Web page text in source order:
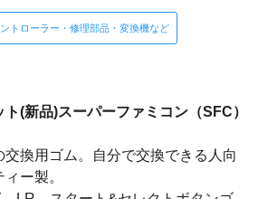
トローラー・修理部品・変換機など
ト(新品)スーパーファミコン（SFC）
交換用ゴム。自分で交換できる人向
ー製。